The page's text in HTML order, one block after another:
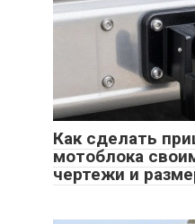
Как сделать
мотоблока
чертежи и